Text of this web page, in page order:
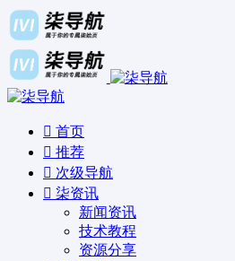
首页
推荐
次级导航
柒资讯
新闻资讯
技术教程
资源分享